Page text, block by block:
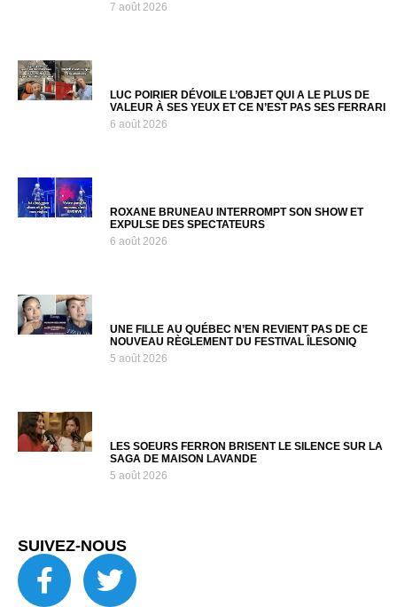
7 août 2026
LUC POIRIER DÉVOILE L’OBJET QUI A LE PLUS DE
VALEUR À SES YEUX ET CE N’EST PAS SES FERRARI
6 août 2026
ROXANE BRUNEAU INTERROMPT SON SHOW ET
EXPULSE DES SPECTATEURS
6 août 2026
UNE FILLE AU QUÉBEC N’EN REVIENT PAS DE CE
NOUVEAU RÈGLEMENT DU FESTIVAL ÎLESONIQ
5 août 2026
LES SOEURS FERRON BRISENT LE SILENCE SUR LA
SAGA DE MAISON LAVANDE
5 août 2026
SUIVEZ-NOUS